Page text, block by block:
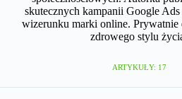
skutecznych kampanii Google
wizerunku marki online. Prywatnie
zdrowego stylu
ARTYKUŁY: 17